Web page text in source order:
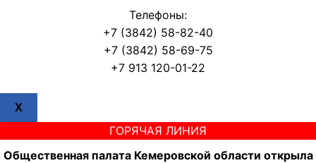
Телефоны:
+7 (3842) 58-82-40
+7 (3842) 58-69-75
+7 913 120-01-22
X
ГОРЯЧАЯ ЛИНИЯ
Общественная палата Кемеровской области открыла